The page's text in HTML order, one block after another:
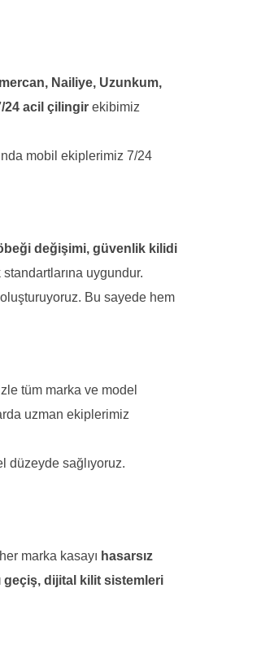
Nailiye, Uzunkum,
24 acil çilingir ekibimiz
mobil ekiplerimiz 7/24
değişimi, güvenlik kilidi
uygundur.
Bu sayede hem
tüm marka ve model
uzman ekiplerimiz
düzeyde sağlıyoruz.
marka kasayı hasarsız
geçiş, dijital kilit sistemleri